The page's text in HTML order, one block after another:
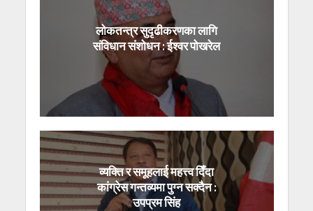
लोकतन्त्र सुदृढीकरणका लागि
संविधान संशोधन : ईश्वर पोखरेल
व्यक्ति र समूहलाई महत्त्व दिँदा
कांग्रेस गन्तव्यमा पुग्न सक्दैन :
उपप्रम सिंह